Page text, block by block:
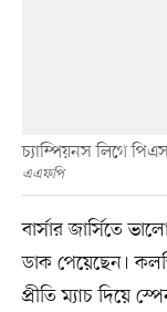
চ্যাম্পিয়নস লিগে
এএফপি
বার্সার জার্সিতে
ডাক পেয়েছেন।
প্রীতি ম্যাচ দিয়ে